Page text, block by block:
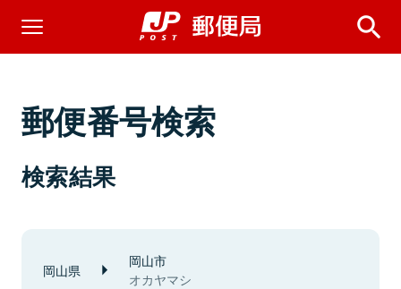
郵便番号検索
検索結果
岡山県 岡山市
オカヤマシ